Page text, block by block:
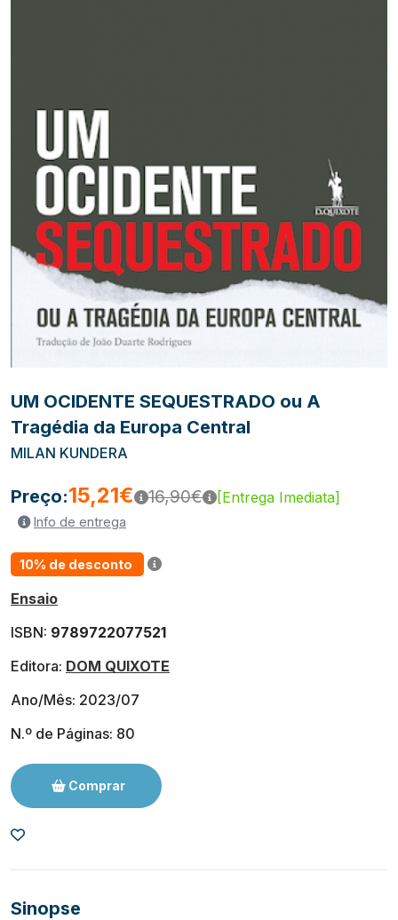
UM OCIDENTE SEQUESTRADO ou A
Tragédia da Europa Central
MILAN KUNDERA
Preço:15,21€ 16,90€ [Entrega Imediata]
Info de entrega
10% de desconto
Ensaio
ISBN: 9789722077521
Editora: DOM QUIXOTE
Ano/Mês: 2023/07
N.º de Páginas: 80
Comprar
Sinopse